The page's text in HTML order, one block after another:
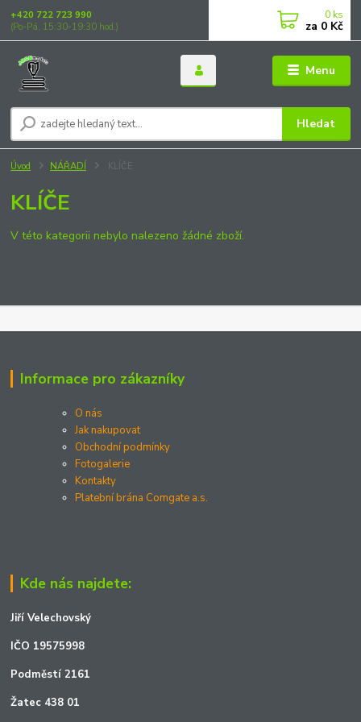
Menu
Hledat
+420 722 723 990
(Po-Pá, 15:30-19:30 hod.)
0 ks
za 0 Kč
Úvod NÁŘADÍ KLÍČE
KLÍČE
V této kategorii nebylo nalezeno žádné zboží.
Informace pro zákazníky
O nás
Jak nakupovat
Obchodní podmínky
Fotogalerie
Kontakty
Platební brána Comgate a.s.
Kde nás najdete:
Jiří Velechovský
IČO 19575998
Podměstí 2161
Žatec 438 01